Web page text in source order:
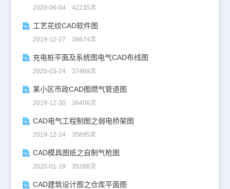
2020-06-04 42235次
工艺花纹CAD软件图
2019-12-27 38674次
充电桩平面及系统图电气CAD布线图
2020-03-24 37469次
某小区市政CAD图燃气管道图
2019-12-30 36406次
CAD电气工程制图之弱电桥架图
2019-12-24 35895次
CAD模具图纸之自制气枪图
2020-01-19 35288次
CAD建筑设计图之仓库平面图